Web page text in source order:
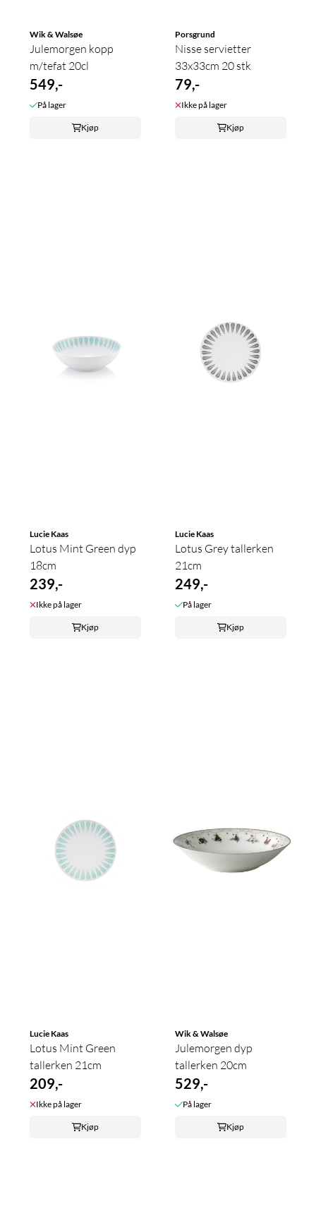
Wik & Walsøe
Julemorgen kopp
m/tefat 20cl
549,-
På lager
Kjøp
Porsgrund
Nisse servietter
33x33cm 20 stk
79,-
Ikke på lager
Kjøp
Lucie Kaas
Lotus Mint Green dyp
18cm
239,-
Ikke på lager
Kjøp
Lucie Kaas
Lotus Grey tallerken
21cm
249,-
På lager
Kjøp
Lucie Kaas
Lotus Mint Green
tallerken 21cm
209,-
Ikke på lager
Kjøp
Wik & Walsøe
Julemorgen dyp
tallerken 20cm
529,-
På lager
Kjøp